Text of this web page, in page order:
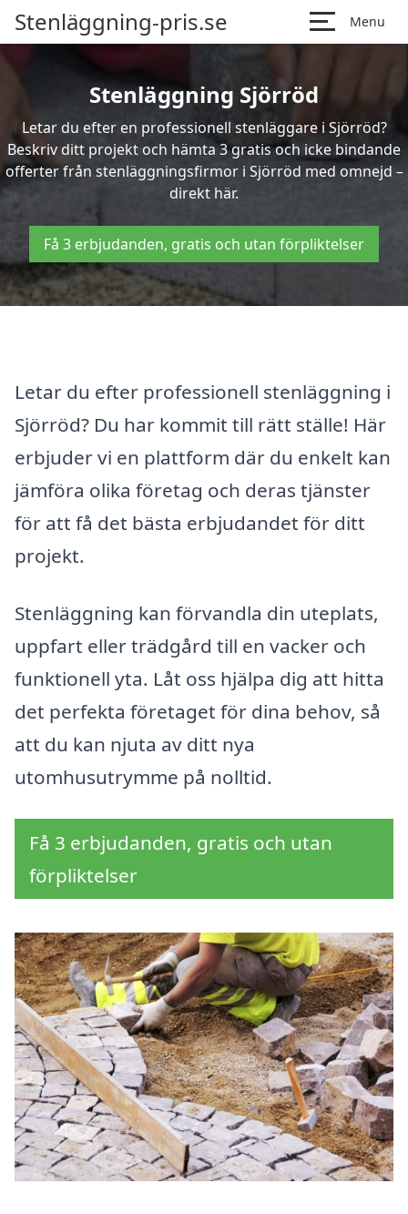
Stenläggning-pris.se Menu
Stenläggning Sjörröd
Letar du efter en professionell stenläggare i Sjörröd?
Beskriv ditt projekt och hämta 3 gratis och icke bindande
offerter från stenläggningsfirmor i Sjörröd med omnejd –
direkt här.
Få 3 erbjudanden, gratis och utan förpliktelser
Letar du efter professionell stenläggning i
Sjörröd? Du har kommit till rätt ställe! Här
erbjuder vi en plattform där du enkelt kan
jämföra olika företag och deras tjänster
för att få det bästa erbjudandet för ditt
projekt.
Stenläggning kan förvandla din uteplats,
uppfart eller trädgård till en vacker och
funktionell yta. Låt oss hjälpa dig att hitta
det perfekta företaget för dina behov, så
att du kan njuta av ditt nya
utomhusutrymme på nolltid.
Få 3 erbjudanden, gratis och utan
förpliktelser